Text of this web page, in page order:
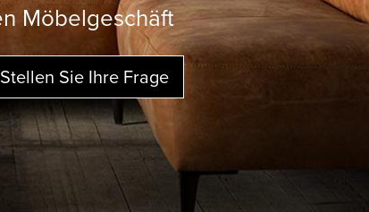
Möbelgeschäft
Stellen Sie Ihre Frage